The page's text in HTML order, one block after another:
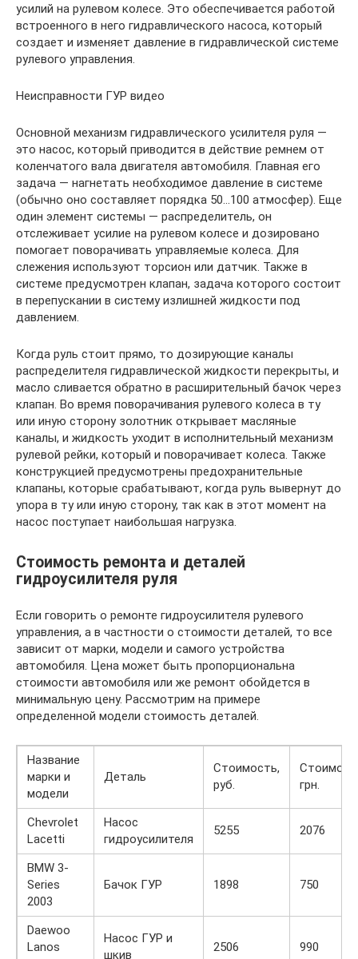
усилий на рулевом колесе. Это обеспечивается работой
встроенного в него гидравлического насоса, который
создает и изменяет давление в гидравлической системе
рулевого управления.
Неисправности ГУР видео
Основной механизм гидравлического усилителя руля —
это насос, который приводится в действие ремнем от
коленчатого вала двигателя автомобиля. Главная его
задача — нагнетать необходимое давление в системе
(обычно оно составляет порядка 50…100 атмосфер). Еще
один элемент системы — распределитель, он
отслеживает усилие на рулевом колесе и дозировано
помогает поворачивать управляемые колеса. Для
слежения используют торсион или датчик. Также в
системе предусмотрен клапан, задача которого состоит
в перепускании в систему излишней жидкости под
давлением.
Когда руль стоит прямо, то дозирующие каналы
распределителя гидравлической жидкости перекрыты, и
масло сливается обратно в расширительный бачок через
клапан. Во время поворачивания рулевого колеса в ту
или иную сторону золотник открывает масляные
каналы, и жидкость уходит в исполнительный механизм
рулевой рейки, который и поворачивает колеса. Также
конструкцией предусмотрены предохранительные
клапаны, которые срабатывают, когда руль вывернут до
упора в ту или иную сторону, так как в этот момент на
насос поступает наибольшая нагрузка.
Стоимость ремонта и деталей
гидроусилителя руля
Если говорить о ремонте гидроусилителя рулевого
управления, а в частности о стоимости деталей, то все
зависит от марки, модели и самого устройства
автомобиля. Цена может быть пропорциональна
стоимости автомобиля или же ремонт обойдется в
минимальную цену. Рассмотрим на примере
определенной модели стоимость деталей.
Название
марки и
модели
Деталь
Стоимость,
руб.
грн.
Chevrolet
Lacetti
Насос
гидроусилителя
5255 2076
BMW 3-
Series
2003
Бачок ГУР 1898 750
Daewoo
Lanos
Насос ГУР и
шкив
2506 990